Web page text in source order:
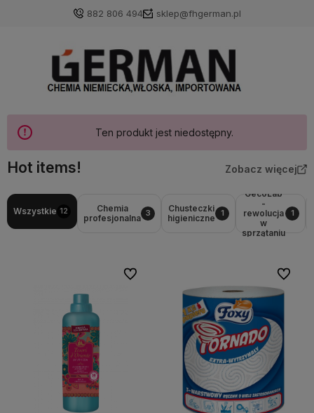
882 806 494 sklep@fhgerman.pl
Ten produkt jest niedostępny.
Hot items! Zobacz więcej
Wszystkie 12
Chemia
profesjonalna 3
Chusteczki
higieniczne
1
GecoLab
-
rewolucja
w
sprzątaniu
1
Do ulubionych Do